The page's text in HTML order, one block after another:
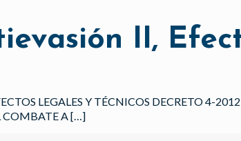
II,
LEGALES Y TÉCNICOS DECRETO 4-
COMBATE A[…]